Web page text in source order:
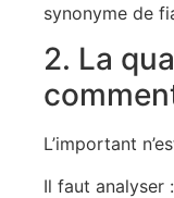
synonyme de
2. La
L’important
Il faut analyser :